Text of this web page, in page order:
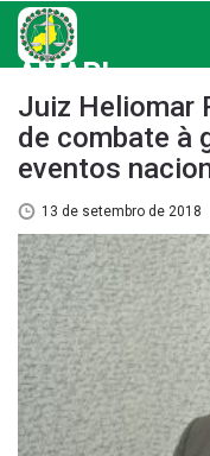
AMAPI
Juiz Heliomar
de combate à
eventos
13 de setembro de 2018